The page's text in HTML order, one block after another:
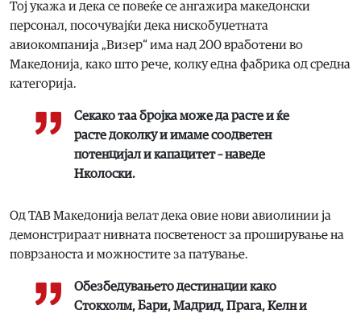
Тој укажа и дека се повеќе се ангажира македонски
персонал, посочувајќи дека нискобуџетната
авиокомпанија „Визер“ има над 200 вработени во
Македонија, како што рече, колку една фабрика од средна
категорија.
Секако таа бројка може да расте и ќе
расте доколку и имаме соодветен
потенцијал и капацитет – наведе
Нколоски.
Од ТАВ Македонија велат дека овие нови авиолинии ја
демонстрираат нивната посветеност за проширување на
поврзаноста и можностите за патување.
Обезбедувањето дестинации како
Стокхолм, Бари, Мадрид, Прага, Келн и